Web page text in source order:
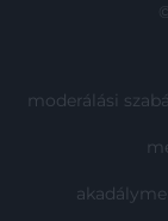
moderálási